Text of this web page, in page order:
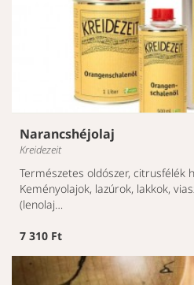
Narancshéjolaj
Kreidezeit
Természetes oldószer, citrusfélék
Keményolajok, lazúrok, lakkok,
(lenolaj…
7 310 Ft